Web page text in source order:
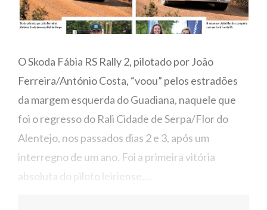
O Skoda Fábia RS Rally 2, pilotado por João
Ferreira/António Costa, “voou” pelos estradões
da margem esquerda do Guadiana, naquele que
foi o regresso do Rali Cidade de Serpa/Flor do
Alentejo, nos passados dias 2 e 3, após um
interregno de um ano. Foi a primeira vitória
absoluta do piloto leiriense....